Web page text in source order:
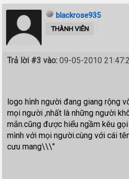
blackrose935
THÀNH VIÊN
Trả lời #3 vào: 09-05-2010
logo hình người đang giang rộng
mọi người ,nhất là những người
mắn.cũng được hiểu ngầm kêu
mình với mọi người.cùng với cái
cưu mang\\\"